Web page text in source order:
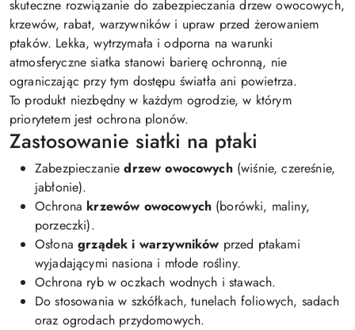
skuteczne rozwiązanie do zabezpieczania drzew owocowych,
krzewów, rabat, warzywników i upraw przed żerowaniem
ptaków. Lekka, wytrzymała i odporna na warunki
atmosferyczne siatka stanowi barierę ochronną, nie
ograniczając przy tym dostępu światła ani powietrza.
To produkt niezbędny w każdym ogrodzie, w którym
priorytetem jest ochrona plonów.
Zastosowanie siatki na ptaki
Zabezpieczaniedrzew owocowych(wiśnie, czereśnie,
jabłonie).
Ochrona krzewów owocowych (borówki, maliny,
porzeczki).
Osłonagrządek i warzywników przed ptakami
wyjadającymi nasiona i młode rośliny.
Ochrona ryb w oczkach wodnych i stawach.
Do stosowania w szkółkach, tunelach foliowych, sadach
oraz ogrodach przydomowych.